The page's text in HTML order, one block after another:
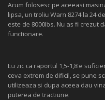
Acum folosesc pe aceeasi
lipsa, un troliu Warn 8274 la 24
este de 8000lbs. Nu as fi crezut
functionare.
Eu zic ca raportul 1,5-1,8 e
ceva extrem de dificil, se pune
utilizeaza si dupa aceea dau
puterea de tractiune.